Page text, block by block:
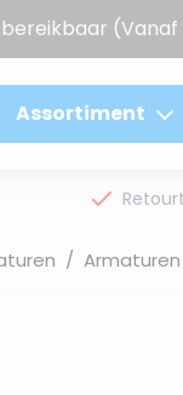
(Vanaf
Assortiment
/ Armaturen